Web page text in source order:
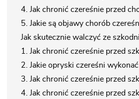
4. Jak chronić czereśnie przed
5. Jakie są objawy chorób
Jak skutecznie walczyć ze
1. Jak chronić czereśnie przed
2. Jakie opryski czereśni
3. Jak chronić czereśnie przed
4. Jak chronić czereśnie przed